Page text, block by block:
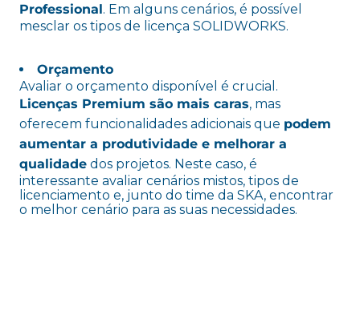
Professional. Em alguns cenários, é possível
mesclar os tipos de licença SOLIDWORKS.
Orçamento
Avaliar o orçamento disponível é crucial.
Licenças Premium são mais caras, mas
oferecem funcionalidades adicionais que podem
aumentar a produtividade e melhorar a
qualidade dos projetos. Neste caso, é
interessante avaliar cenários mistos, tipos de
licenciamento e, junto do time da SKA, encontrar
o melhor cenário para as suas necessidades.